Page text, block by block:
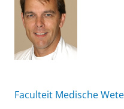
Faculteit Medische